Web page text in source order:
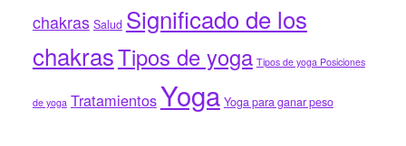
chakras Salud Significado de los
chakrasTipos de yoga Tipos de yoga Posiciones
de yoga TratamientosYoga Yoga para ganar peso